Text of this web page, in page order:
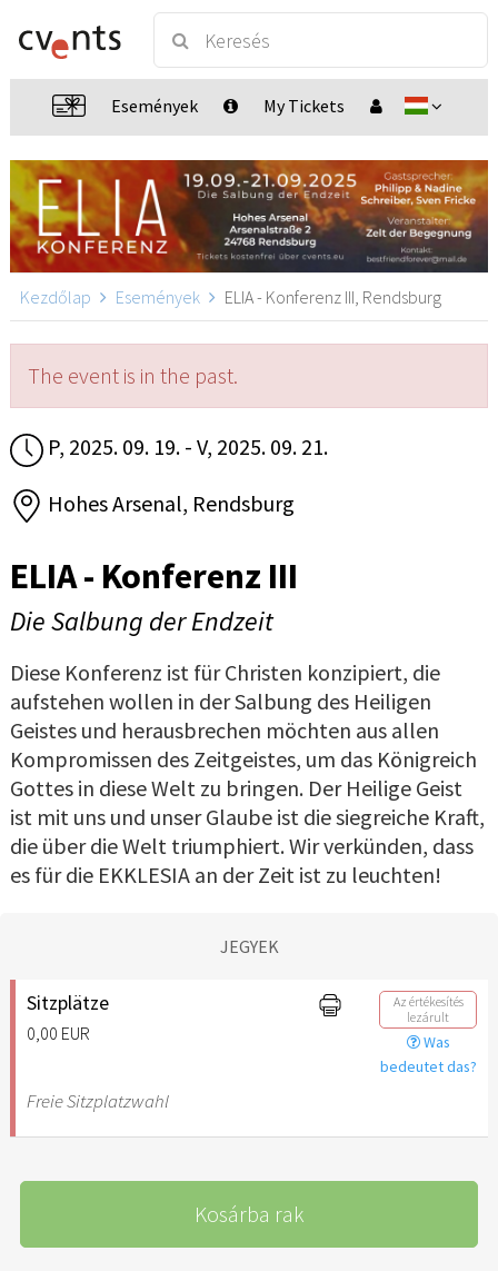
Események My Tickets
Kezdőlap Események ELIA - Konferenz III, Rendsburg
The event is in the past.
P, 2025. 09. 19. - V, 2025. 09. 21.
Hohes Arsenal, Rendsburg
ELIA - Konferenz III
Die Salbung der Endzeit
Diese Konferenz ist für Christen konzipiert, die
aufstehen wollen in der Salbung des Heiligen
Geistes und herausbrechen möchten aus allen
Kompromissen des Zeitgeistes, um das Königreich
Gottes in diese Welt zu bringen. Der Heilige Geist
ist mit uns und unser Glaube ist die siegreiche Kraft,
die über die Welt triumphiert. Wir verkünden, dass
es für die EKKLESIA an der Zeit ist zu leuchten!
JEGYEK
Sitzplätze
0,00 EUR
Az értékesítés
lezárult
Was
bedeutet das?
Freie Sitzplatzwahl
Kosárba rak